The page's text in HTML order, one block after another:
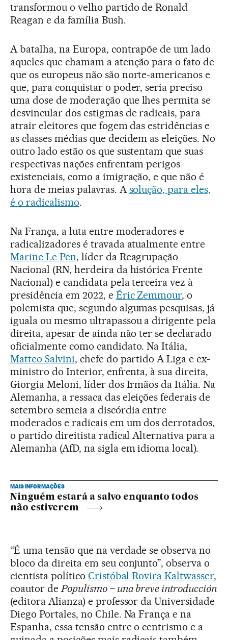
transformou o velho partido de Ronald
Reagan e da família Bush.
A batalha, na Europa, contrapõe de um lado
aqueles que chamam a atenção para o fato de
que os europeus não são norte-americanos e
que, para conquistar o poder, seria preciso
uma dose de moderação que lhes permita se
desvincular dos estigmas de radicais, para
atrair eleitores que fogem das estridências e
as classes médias que decidem as eleições. No
outro lado estão os que sustentam que suas
respectivas nações enfrentam perigos
existenciais, como a imigração, e que não é
hora de meias palavras. Asolução, para eles,
é o radicalismo.
Na França, a luta entre moderadores e
radicalizadores é travada atualmente entre
Marine Le Pen, líder da Reagrupação
Nacional (RN, herdeira da histórica Frente
Nacional) e candidata pela terceira vez à
presidência em 2022, e Éric Zemmour, o
polemista que, segundo algumas pesquisas, já
iguala ou mesmo ultrapassou a dirigente pela
direita, apesar de ainda não ter se declarado
oficialmente como candidato. Na Itália,
Matteo Salvini, chefe do partido A Liga e ex-
ministro do Interior, enfrenta, à sua direita,
Giorgia Meloni, líder dos Irmãos da Itália. Na
Alemanha, a ressaca das eleições federais de
setembro semeia a discórdia entre
moderados e radicais em um dos derrotados,
o partido direitista radical Alternativa para a
Alemanha (AfD, na sigla em idioma local).
MAIS INFORMAÇÕES
Ninguém estará a salvo enquanto todos
não estiverem
“É uma tensão que na verdade se observa no
bloco da direita em seu conjunto”, observa o
cientista político Cristóbal Rovira Kaltwasser,
coautor dePopulismo – una breve introducción
(editora Alianza) e professor da Universidade
Diego Portales, no Chile. Na França e na
Espanha, essa tensão entre o centrismo e a